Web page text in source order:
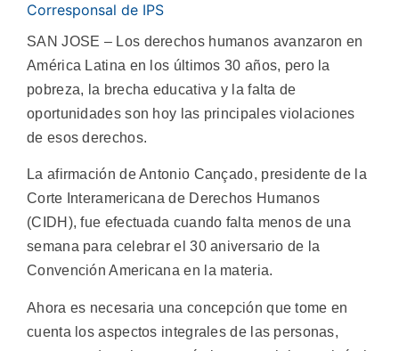
Corresponsal de IPS
SAN JOSE – Los derechos humanos avanzaron en
América Latina en los últimos 30 años, pero la
pobreza, la brecha educativa y la falta de
oportunidades son hoy las principales violaciones
de esos derechos.
La afirmación de Antonio Cançado, presidente de la
Corte Interamericana de Derechos Humanos
(CIDH), fue efectuada cuando falta menos de una
semana para celebrar el 30 aniversario de la
Convención Americana en la materia.
Ahora es necesaria una concepción que tome en
cuenta los aspectos integrales de las personas,